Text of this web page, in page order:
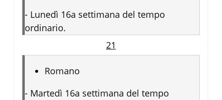
- Lunedì 16a settimana del tempo
ordinario.
21
Romano
- Martedì 16a settimana del tempo